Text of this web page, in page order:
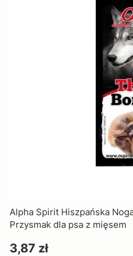
Alpha Spirit Hiszpańska
Przysmak dla psa z mięsem
Cena
3,87 zł